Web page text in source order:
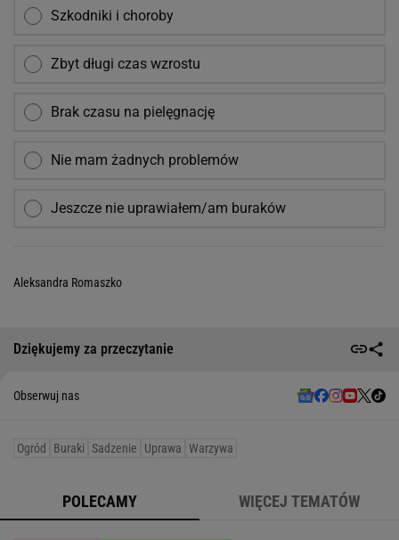
Szkodniki i choroby
Zbyt długi czas wzrostu
Brak czasu na pielęgnację
Nie mam żadnych problemów
Jeszcze nie uprawiałem/am buraków
Aleksandra Romaszko
Dziękujemy za przeczytanie
Obserwuj nas
Ogród Buraki Sadzenie Uprawa Warzywa
POLECAMY WIĘCEJ TEMATÓW